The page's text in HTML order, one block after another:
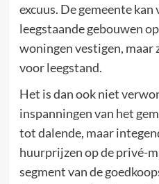
excuus. De gemeente
leegstaande gebouwen
woningen vestigen, maar
voor leegstand.
Het is dan ook niet
inspanningen van het
tot dalende, maar
huurprijzen op de privé-
segment van de